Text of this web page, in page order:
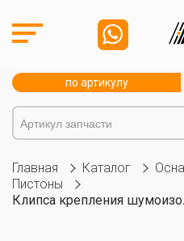
по артикулу
Главная Каталог
Пистоны
Клипса крепления